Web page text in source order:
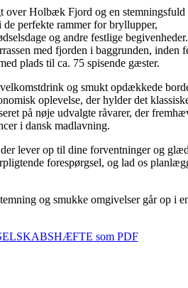
over Holbæk Fjord og en stemningsfuld
perfekte rammer for bryllupper,
og andre festlige
med fjorden i baggrunden, inden
plads til ca. 75 spisende gæster.
og smukt opdækkede
oplevelse, der hylder det
på nøje udvalgte råvarer, der
i dansk madlavning.
lever op til dine forventninger og
forespørgsel, og lad os
og smukke omgivelser går op i
som PDF